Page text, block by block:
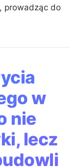
prowadząc do
w
nie
lecz